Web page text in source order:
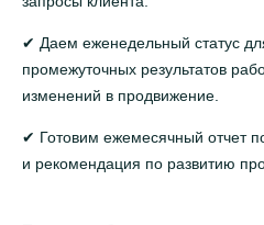
✔ Даем еженедельный статус
промежуточных результатов
изменений в продвижение.
✔ Готовим ежемесячный отчет
и рекомендация по развитию